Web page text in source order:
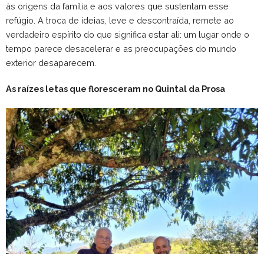
às origens da família e aos valores que sustentam esse
refúgio. A troca de ideias, leve e descontraída, remete ao
verdadeiro espírito do que significa estar ali: um lugar onde o
tempo parece desacelerar e as preocupações do mundo
exterior desaparecem.
As raízes letas que floresceram no Quintal da Prosa